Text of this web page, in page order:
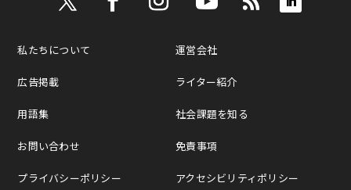
私たちについて
広告掲載
用語集
お問い合わせ
プライバシーポリシー
運営会社
ライター紹介
社会課題を知る
免責事項
アクセシビリティポリシー